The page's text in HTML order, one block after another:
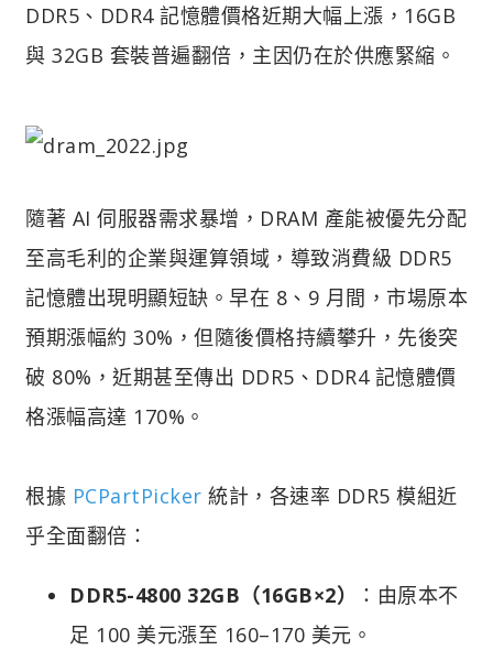
DDR5、DDR4 記憶體價格近期大幅上漲，16GB
與 32GB 套裝普遍翻倍，主因仍在於供應緊縮。
隨著 AI 伺服器需求暴增，DRAM 產能被優先分配
至高毛利的企業與運算領域，導致消費級 DDR5
記憶體出現明顯短缺。早在 8、9 月間，市場原本
預期漲幅約 30%，但隨後價格持續攀升，先後突
破 80%，近期甚至傳出 DDR5、DDR4 記憶體價
格漲幅高達 170%。
根據 PCPartPicker 統計，各速率 DDR5 模組近
乎全面翻倍：
DDR5-4800 32GB（16GB×2）
：由原本不
足 100 美元漲至 160–170 美元。